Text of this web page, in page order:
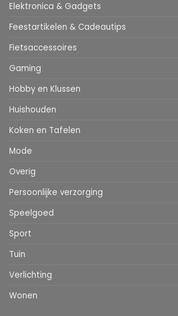
Elektronica & Gadgets
Feestartikelen & Cadeautips
Fietsaccessoires
Gaming
Hobby en Klussen
Huishouden
Koken en Tafelen
Mode
Overig
Persoonlijke verzorging
Speelgoed
Sport
Tuin
Verlichting
Wonen